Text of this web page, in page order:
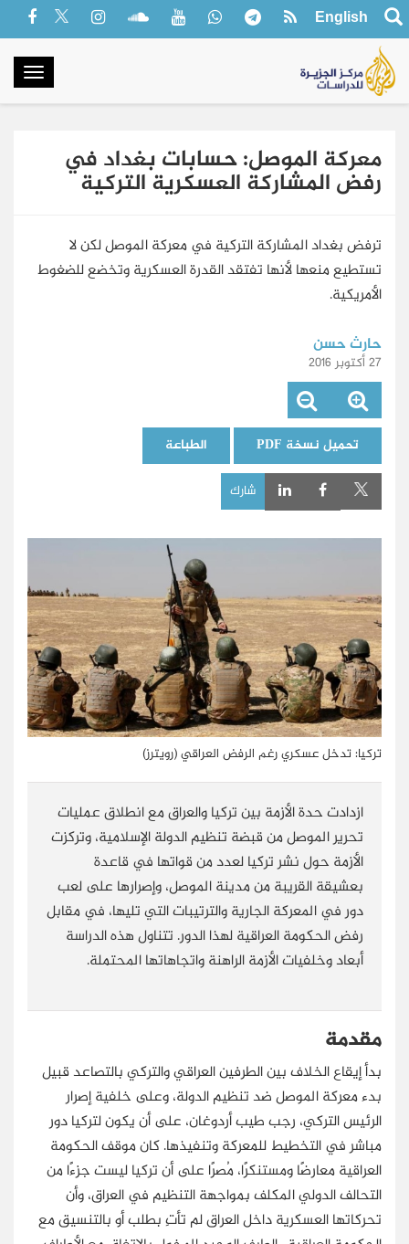
English
معركة الموصل: حسابات بغداد في
رفض المشاركة العسكرية التركية
ترفض بغداد المشاركة التركية في معركة الموصل لكن لا
تستطيع منعها لأنها تفتقد القدرة العسكرية وتخضع للضغوط
الأمريكية.
حارث حسن
27 أكتوبر 2016
تحميل نسخة PDF الطباعة
شارك
تركيا: تدخل عسكري رغم الرفض العراقي (رويترز)
ازدادت حدة الأزمة بين تركيا والعراق مع انطلاق عمليات
تحرير الموصل من قبضة تنظيم الدولة الإسلامية، وتركزت
الأزمة حول نشر تركيا لعدد من قواتها في قاعدة
بعشيقة القريبة من مدينة الموصل، وإصرارها على لعب
دور في المعركة الجارية والترتيبات التي تليها، في مقابل
رفض الحكومة العراقية لهذا الدور. تتناول هذه الدراسة
أبعاد وخلفيات الأزمة الراهنة واتجاهاتها المحتملة.
مقدمة
بدأ إيقاع الخلاف بين الطرفين العراقي والتركي بالتصاعد قبيل
بدء معركة الموصل ضد تنظيم الدولة، وعلى خلفية إصرار
الرئيس التركي، رجب طيب أردوغان، على أن يكون لتركيا دور
مباشر في التخطيط للمعركة وتنفيذها. كان موقف الحكومة
العراقية معارضًا ومستنكرًا، مُصرًا على أن تركيا ليست جزءًا من
التحالف الدولي المكلف بمواجهة التنظيم في العراق، وأن
تحركاتها العسكرية داخل العراق لم تأتِ بطلب أو بالتنسيق مع